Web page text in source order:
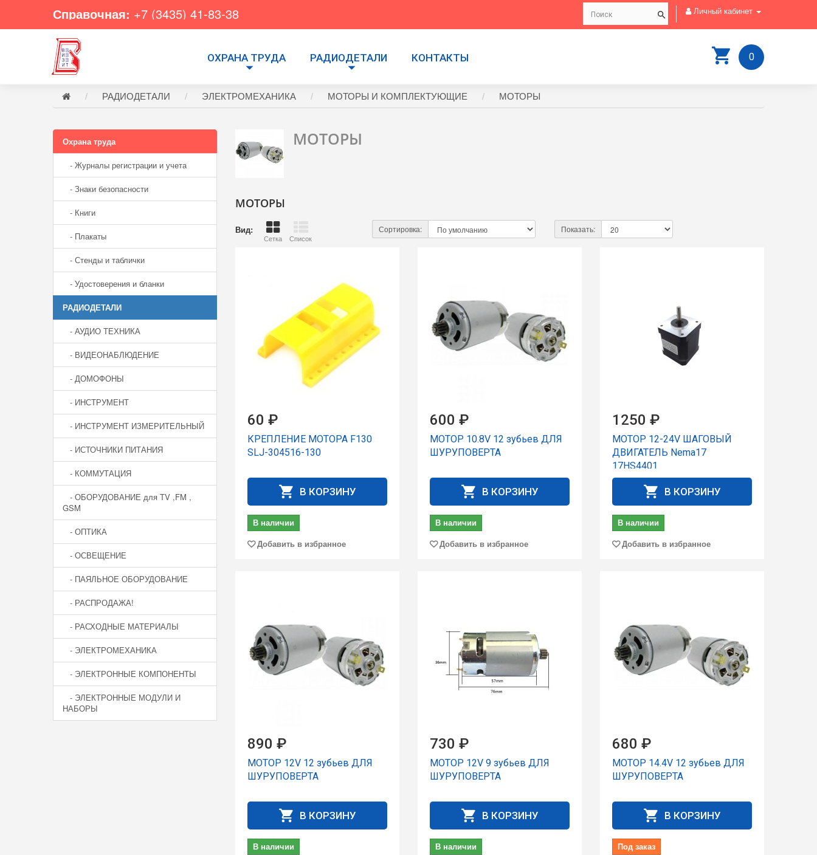
Справочная: +7 (3435) 41-83-38 Личный кабинет
0
ОХРАНА ТРУДА РАДИОДЕТАЛИ КОНТАКТЫ
РАДИОДЕТАЛИ ЭЛЕКТРОМЕХАНИКА МОТОРЫ И КОМПЛЕКТУЮЩИЕ МОТОРЫ
Охрана труда
- Журналы регистрации и учета
- Знаки безопасности
- Книги
- Плакаты
- Стенды и таблички
- Удостоверения и бланки
РАДИОДЕТАЛИ
- АУДИО ТЕХНИКА
- ВИДЕОНАБЛЮДЕНИЕ
- ДОМОФОНЫ
- ИНСТРУМЕНТ
- ИНСТРУМЕНТ ИЗМЕРИТЕЛЬНЫЙ
- ИСТОЧНИКИ ПИТАНИЯ
- КОММУТАЦИЯ
- ОБОРУДОВАНИЕ для TV ,FM ,
GSM
- ОПТИКА
- ОСВЕЩЕНИЕ
- ПАЯЛЬНОЕ ОБОРУДОВАНИЕ
- РАСПРОДАЖА!
- РАСХОДНЫЕ МАТЕРИАЛЫ
- ЭЛЕКТРОМЕХАНИКА
- ЭЛЕКТРОННЫЕ КОМПОНЕНТЫ
- ЭЛЕКТРОННЫЕ МОДУЛИ И
НАБОРЫ
МОТОРЫ
МОТОРЫ
Вид:
Сетка Список
Сортировка: Показать:
60 ₽
КРЕПЛЕНИЕ МОТОРА F130
SLJ-304516-130
В КОРЗИНУ
В наличии
Добавить в избранное
600 ₽
МОТОР 10.8V 12 зубьев ДЛЯ
ШУРУПОВЕРТА
В КОРЗИНУ
В наличии
Добавить в избранное
1250 ₽
МОТОР 12-24V ШАГОВЫЙ
ДВИГАТЕЛЬ Nema17
17HS4401
В КОРЗИНУ
В наличии
Добавить в избранное
890 ₽
МОТОР 12V 12 зубьев ДЛЯ
ШУРУПОВЕРТА
В КОРЗИНУ
В наличии
730 ₽
МОТОР 12V 9 зубьев ДЛЯ
ШУРУПОВЕРТА
В КОРЗИНУ
В наличии
680 ₽
МОТОР 14.4V 12 зубьев ДЛЯ
ШУРУПОВЕРТА
В КОРЗИНУ
Под заказ